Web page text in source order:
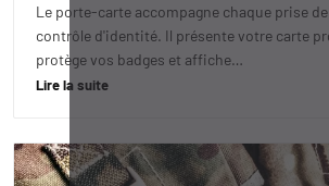
Le porte-carte accompagne chaque prise
contrôle d'identité. Il présente votre carte
protège vos badges et affiche…
Lire la suite